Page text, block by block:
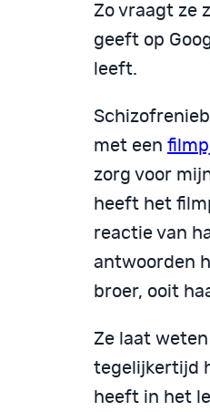
Zo vraagt ze
geeft op
leeft.
met een
zorg voor
heeft het
reactie van
antwoorden
broer, ooit
Ze laat
tegelijkertijd
heeft in het